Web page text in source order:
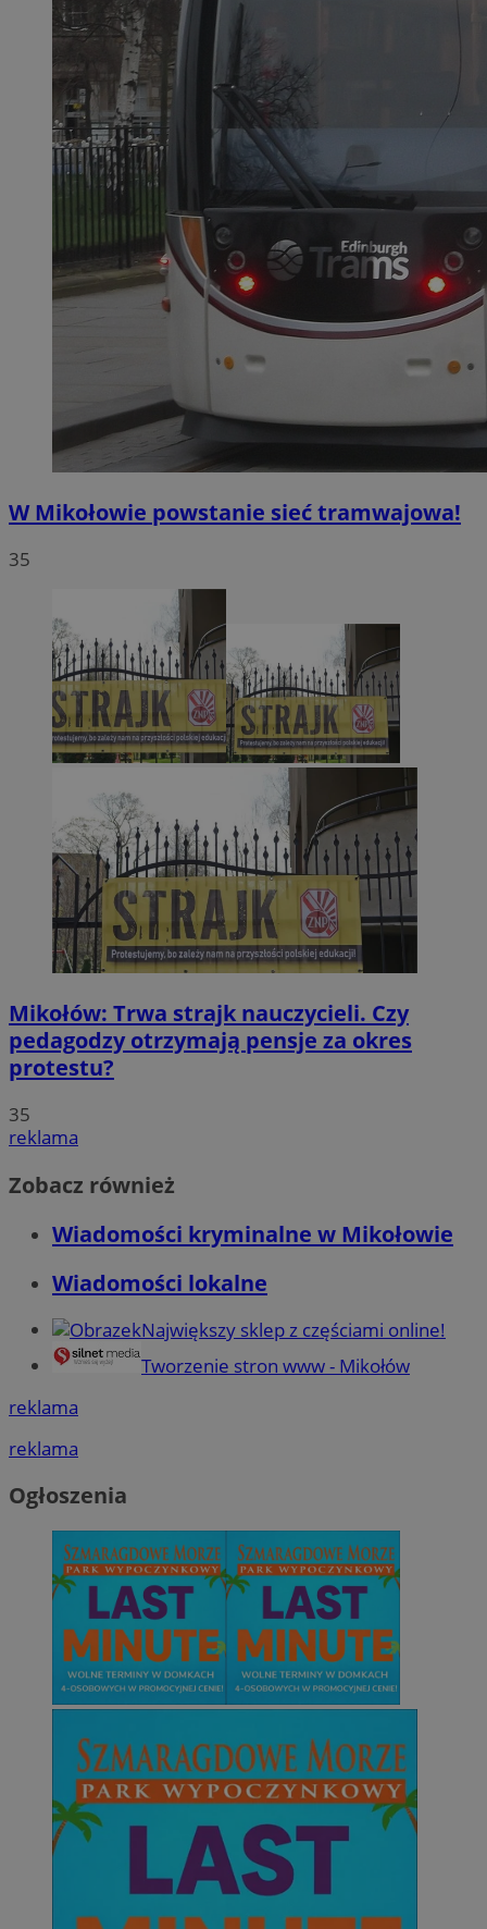
W Mikołowie powstanie sieć tramwajowa!
35
Mikołów: Trwa strajk nauczycieli. Czy
pedagodzy otrzymają pensje za okres
protestu?
35
reklama
Zobacz również
Wiadomości kryminalne w Mikołowie
Wiadomości lokalne
Największy sklep z częściami online!
Tworzenie stron www - Mikołów
reklama
reklama
Ogłoszenia